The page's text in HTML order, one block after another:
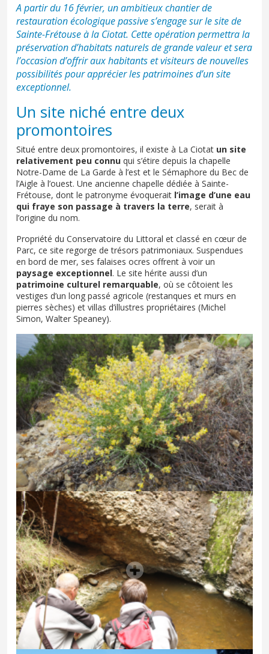
A partir du 16 février, un ambitieux chantier de
restauration écologique passive s’engage sur le site de
Sainte-Frétouse à la Ciotat. Cette opération permettra la
préservation d’habitats naturels de grande valeur et sera
l’occasion d’offrir aux habitants et visiteurs de nouvelles
possibilités pour apprécier les patrimoines d’un site
exceptionnel.
Un site niché entre deux
promontoires
Situé entre deux promontoires, il existe à La Ciotat un site
relativement peu connu qui s’étire depuis la chapelle
Notre-Dame de La Garde à l’est et le Sémaphore du Bec de
l’Aigle à l’ouest. Une ancienne chapelle dédiée à Sainte-
Frétouse, dont le patronyme évoquerait l’image d’une eau
qui fraye son passage à travers la terre, serait à
l’origine du nom.
Propriété du Conservatoire du Littoral et classé en cœur de
Parc, ce site regorge de trésors patrimoniaux. Suspendues
en bord de mer, ses falaises ocres offrent à voir un
paysage exceptionnel. Le site hérite aussi d’un
patrimoine culturel remarquable, où se côtoient les
vestiges d’un long passé agricole (restanques et murs en
pierres sèches) et villas d’illustres propriétaires (Michel
Simon, Walter Speaney).